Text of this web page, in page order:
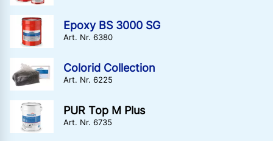
Epoxy BS 3000 SG
Art. Nr. 6380
Colorid Collection
Art. Nr. 6225
PUR Top M Plus
Art. Nr. 6735